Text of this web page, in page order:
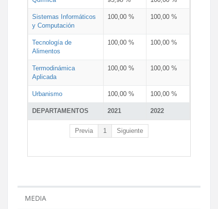
DEPARTAMENTOS 2021 2022
Sistemas Informáticos
y Computación
100,00 % 100,00 %
Tecnología de
Alimentos
100,00 % 100,00 %
Termodinámica
Aplicada
100,00 % 100,00 %
Urbanismo 100,00 % 100,00 %
Previa 1 Siguiente
MEDIA